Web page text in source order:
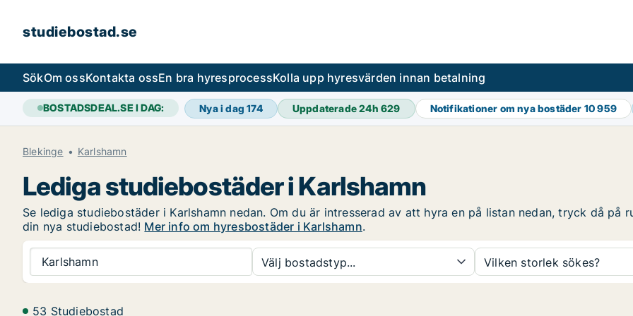
studiebostad.se
SökOm ossKontakta ossEn bra hyresprocessKolla upp hyresvärden innan betalning
BOSTADSDEAL.SE I DAG: Nya i dag174 Uppdaterade 24h629 Notifikationer om nya bostäder 10 959
Blekinge Karlshamn
Lediga studiebostäder i Karlshamn
Se lediga studiebostäder i Karlshamn nedan. Om du är intresserad av att hyra en på listan nedan, tryck då
din nya studiebostad! Mer info om hyresbostäder i Karlshamn.
Karlshamn Välj bostadstyp... Vilken storlek sökes?
53 Studiebostad